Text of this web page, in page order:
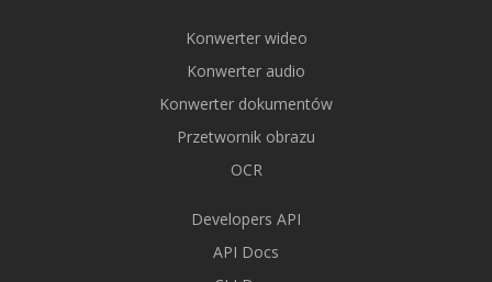
Konwerter wideo
Konwerter audio
Konwerter dokumentów
Przetwornik obrazu
OCR
Developers API
API Docs